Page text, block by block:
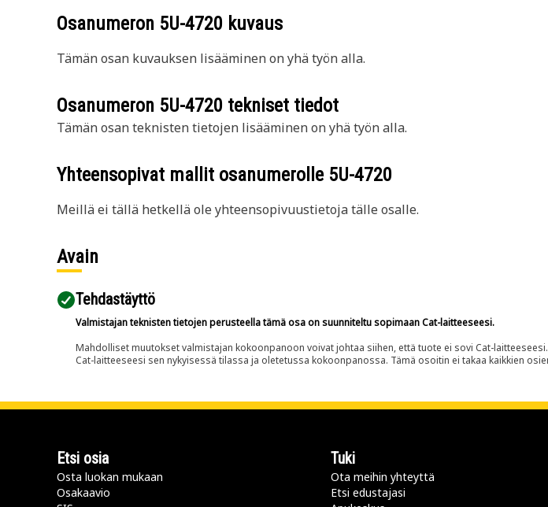
Osanumeron 5U-4720 kuvaus
Tämän osan kuvauksen lisääminen on yhä työn alla.
Osanumeron 5U-4720 tekniset tiedot
Tämän osan teknisten tietojen lisääminen on yhä työn alla.
Yhteensopivat mallit osanumerolle 5U-4720
Meillä ei tällä hetkellä ole yhteensopivuustietoja tälle osalle.
Avain
Tehdastäyttö
Valmistajan teknisten tietojen perusteella tämä osa on suunniteltu sopimaan Cat-laitteeseesi.
Mahdolliset muutokset valmistajan kokoonpanoon voivat johtaa siihen, että tuote ei sovi Cat-
Cat-laitteeseesi sen nykyisessä tilassa ja oletetussa kokoonpanossa. Tämä osoitin ei takaa kaikkien
Etsi osia
Osta luokan mukaan
Osakaavio
Tuki
Ota meihin yhteyttä
Etsi edustajasi